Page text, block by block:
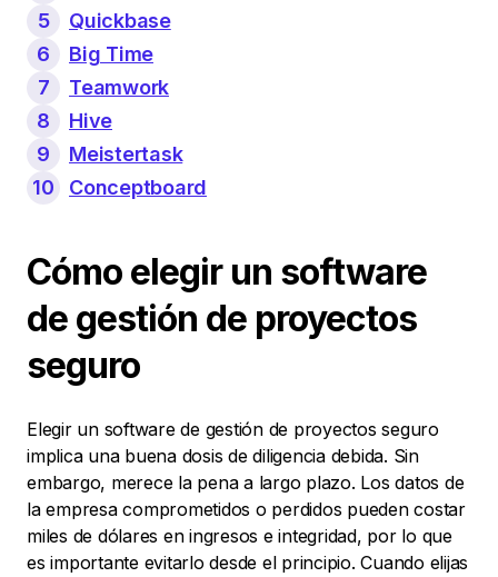
5
Quickbase
6
Big Time
7
Teamwork
8
Hive
9
Meistertask
10
Conceptboard
Cómo elegir un software
de gestión de proyectos
seguro
Elegir un software de gestión de proyectos seguro
implica una buena dosis de diligencia debida. Sin
embargo, merece la pena a largo plazo. Los datos de
la empresa comprometidos o perdidos pueden costar
miles de dólares en ingresos e integridad, por lo que
es importante evitarlo desde el principio. Cuando elijas